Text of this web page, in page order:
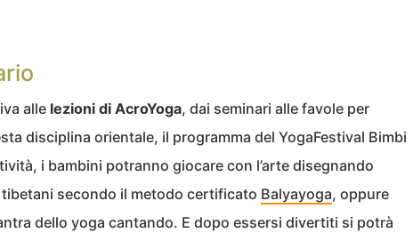
alle lezioni di AcroYoga, dai seminari alle favole per
disciplina orientale, il programma del YogaFestival Bimbi
i bambini potranno giocare con l’arte disegnando
secondo il metodo certificato Balyayoga, oppure
dello yoga cantando. E dopo essersi divertiti si potrà